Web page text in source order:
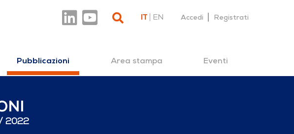
IT EN Accedi Registrati
Pubblicazioni Area stampa Eventi
2022